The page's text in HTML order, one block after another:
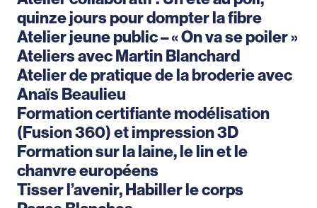
quinze jours pour dompter la fibre
Atelier jeune public – « On va se poiler »
Ateliers avec Martin Blanchard
Atelier de pratique de la broderie avec
Anaïs Beaulieu
Formation certifiante modélisation
(Fusion 360) et impression 3D
Formation sur la laine, le lin et le
chanvre européens
Tisser l’avenir, Habiller le corps